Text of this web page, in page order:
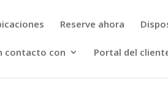
Reserve ahora
contacto con Portal del